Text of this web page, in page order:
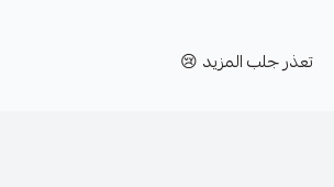
تعذر جلب المزيد 😢